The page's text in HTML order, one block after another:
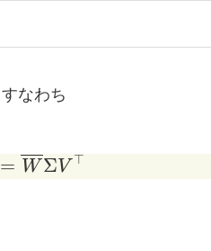
すなわち
V \Sigma W^* =
= W ΣV ⊤